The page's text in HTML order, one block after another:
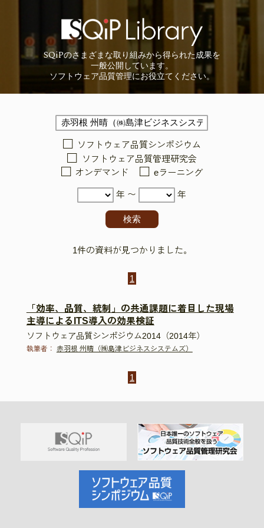
SQiPのさまざまな取り組みから得られた成果を
一般公開しています。
ソフトウェア品質管理にお役立てください。
ソフトウェア品質シンポジウム
ソフトウェア品質管理研究会
オンデマンド
eラーニング
年 〜 年
1件の資料が見つかりました。
1
「効率、品質、統制」の共通課題に着目した現場
主導によるITS導入の効果検証
ソフトウェア品質シンポジウム2014（2014年）
執筆者： 赤羽根 州晴（㈱島津ビジネスシステムズ）
1